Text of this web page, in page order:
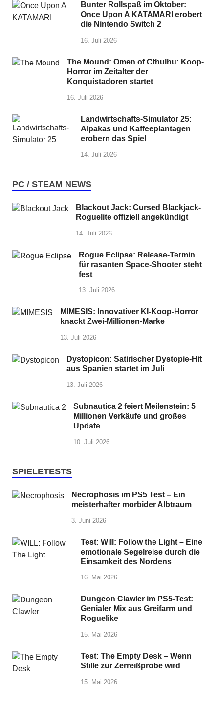
Bunter Rollspaß im Oktober:
Once Upon A KATAMARI erobert
die Nintendo Switch 2
16. Juli 2026
The Mound: Omen of Cthulhu: Koop-
Horror im Zeitalter der
Konquistadoren startet
16. Juli 2026
Landwirtschafts-Simulator 25:
Alpakas und Kaffeeplantagen
erobern das Spiel
14. Juli 2026
PC / STEAM NEWS
Blackout Jack: Cursed Blackjack-
Roguelite offiziell angekündigt
14. Juli 2026
Rogue Eclipse: Release-Termin
für rasanten Space-Shooter steht
fest
13. Juli 2026
MIMESIS: Innovativer KI-Koop-Horror
knackt Zwei-Millionen-Marke
13. Juli 2026
Dystopicon: Satirischer Dystopie-Hit
aus Spanien startet im Juli
13. Juli 2026
Subnautica 2 feiert Meilenstein: 5
Millionen Verkäufe und großes
Update
10. Juli 2026
SPIELETESTS
Necrophosis im PS5 Test – Ein
meisterhafter morbider Albtraum
3. Juni 2026
Test: Will: Follow the Light – Eine
emotionale Segelreise durch die
Einsamkeit des Nordens
16. Mai 2026
Dungeon Clawler im PS5-Test:
Genialer Mix aus Greifarm und
Roguelike
15. Mai 2026
Test: The Empty Desk – Wenn
Stille zur Zerreißprobe wird
15. Mai 2026